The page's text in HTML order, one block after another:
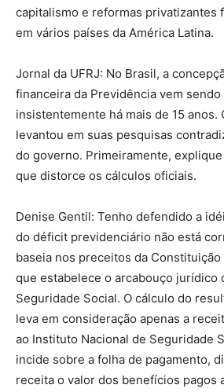
capitalismo e reformas privatizantes
em vários países da América Latina.
Jornal da UFRJ: No Brasil, a
financeira da Previdência vem sendo
insistentemente há mais de 15 anos.
levantou em suas pesquisas
do governo. Primeiramente,
que distorce os cálculos oficiais.
Denise Gentil: Tenho defendido a
do déficit previdenciário não está
baseia nos preceitos da Constituição
que estabelece o arcabouço jurídico
Seguridade Social. O cálculo do
leva em consideração apenas a
ao Instituto Nacional de Seguridade
incide sobre a folha de pagamento,
receita o valor dos benefícios pagos